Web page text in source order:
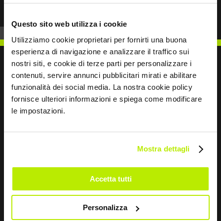
Questo sito web utilizza i cookie
Utilizziamo cookie proprietari per fornirti una buona
esperienza di navigazione e analizzare il traffico sui
nostri siti, e cookie di terze parti per personalizzare i
contenuti, servire annunci pubblicitari mirati e abilitare
funzionalità dei social media. La nostra cookie policy
fornisce ulteriori informazioni e spiega come modificare
le impostazioni.
Mostra dettagli
Accetta tutti
Personalizza
ESCRÍBENOS
this